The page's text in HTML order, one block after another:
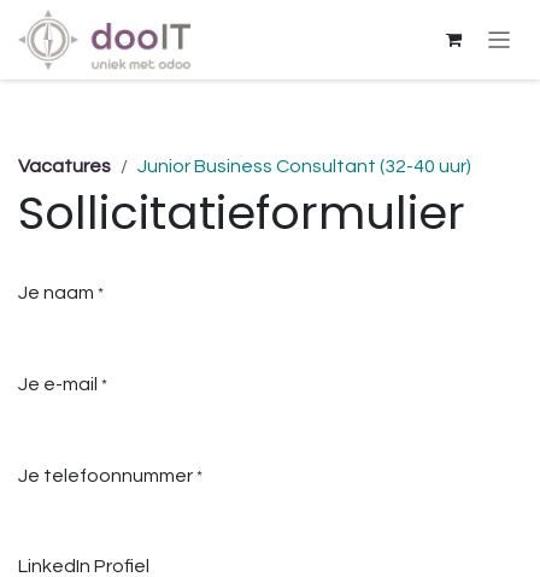
Overslaan naar inhoud
Vacatures Junior Business Consultant (32-40 uur)
Sollicitatieformulier
Je naam *
Je e-mail *
Je telefoonnummer *
LinkedIn Profiel